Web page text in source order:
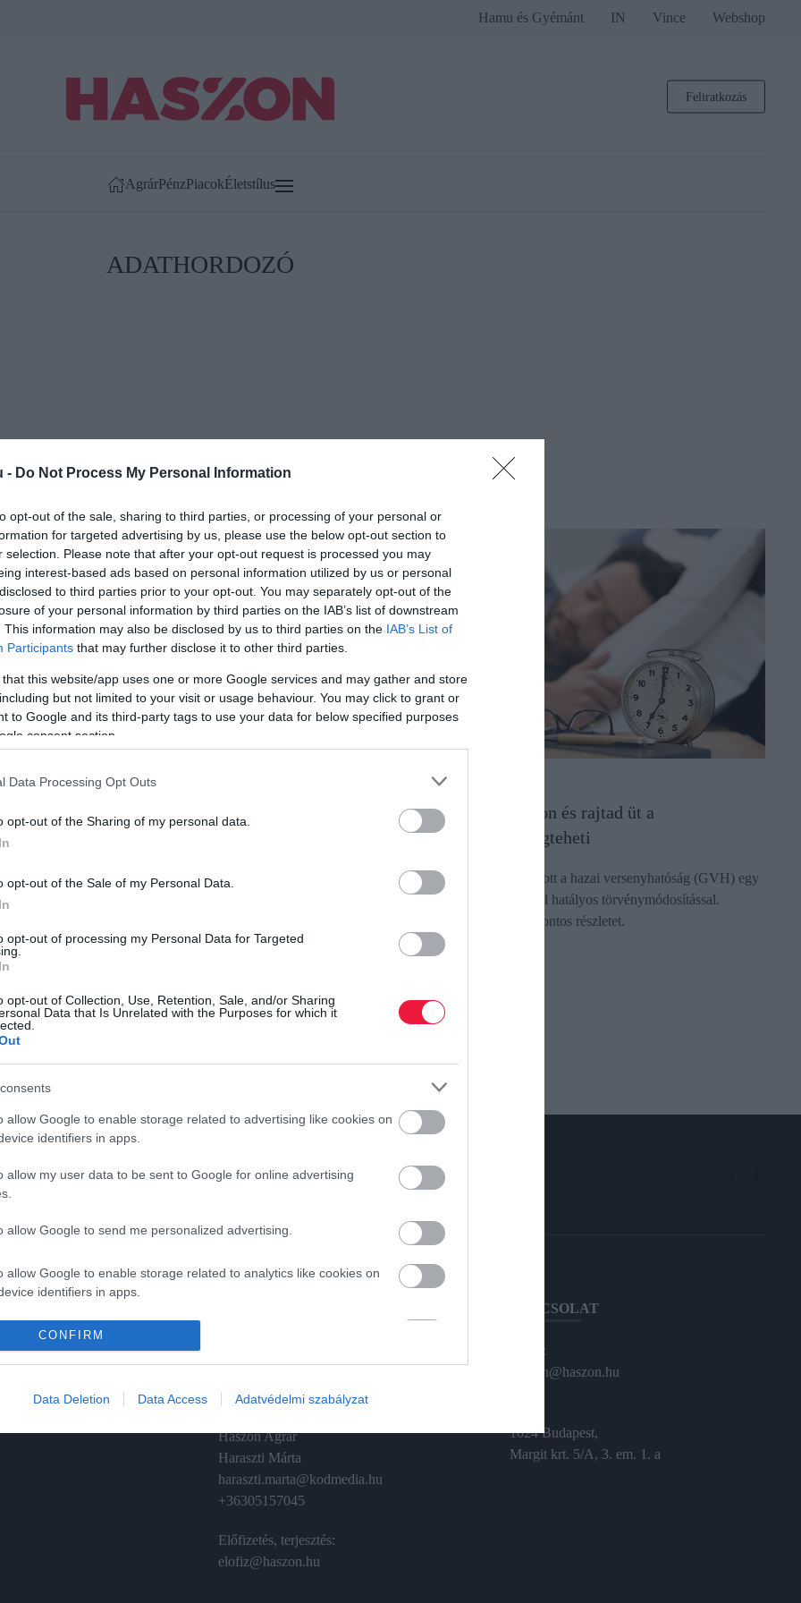
- Do Not Process My Personal Information
opt-out of the sale, sharing to third parties, or processing of your personal or
for targeted advertising by us, please use the below opt-out section to
selection. Please note that after your opt-out request is processed you may
interest-based ads based on personal information utilized by us or personal
to third parties prior to your opt-out. You may separately opt-out of the
of your personal information by third parties on the IAB’s list of downstream
This information may also be disclosed by us to third parties on the IAB’s List of
Participants that may further disclose it to other third parties.
that this website/app uses one or more Google services and may gather and store
but not limited to your visit or usage behaviour. You may click to grant or
to Google and its third-party tags to use your data for below specified purposes
consent section.
Data Processing Opt Outs
opt-out of the Sharing of my personal data.
opt-out of the Sale of my Personal Data.
opt-out of processing my Personal Data for Targeted
opt-out of Collection, Use, Retention, Sale, and/or Sharing
Data that Is Unrelated with the Purposes for which it
allow Google to enable storage related to advertising like cookies on
identifiers in apps.
allow my user data to be sent to Google for online advertising
allow Google to send me personalized advertising.
allow Google to enable storage related to analytics like cookies on
identifiers in apps.
allow Google to enable storage related to functionality of the website
functionality and fraud prevention, and other user protection.
CONFIRM
Data Deletion Data Access Adatvédelmi szabályzat
Hamu és Gyémánt IN Vince Webshop
Feliratkozás
AgrárPénzPiacokÉletstílus
ADATHORDOZÓ
PIACOK
Kiderült, meddig tárolhatóak az adatok pendrive-
A hagyományos adattározókkal szemben DNS-ben őrzi a
ken és pendrive-okon ennél…
Békésen alszol otthon és rajtad üt a
versenyhatóság, megteheti
Szélesebb jogköröket kapott a hazai versenyhatóság (GVH) egy
tavaly elfogadott, januártól hatályos törvénymódosítással.
Kimazsoláztunk néhány fontos részletet.
hirdetes@kodmedia.hu
Haszon Agrár
Haraszti Márta
haraszti.marta@kodmedia.hu
+36305157045
Előfizetés, terjesztés:
elofiz@haszon.hu
KAPCSOLAT
Email:
haszon@haszon.hu
1024 Budapest,
Margit krt. 5/A, 3. em. 1. a